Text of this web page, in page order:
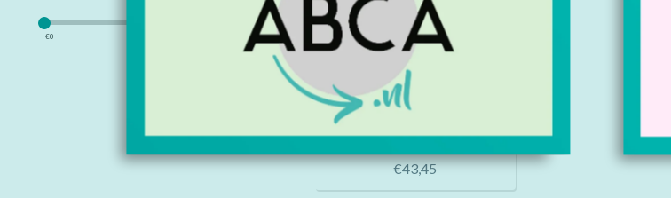
€0
Kopen
WandelWol 10 gram doos à 11
€43,45